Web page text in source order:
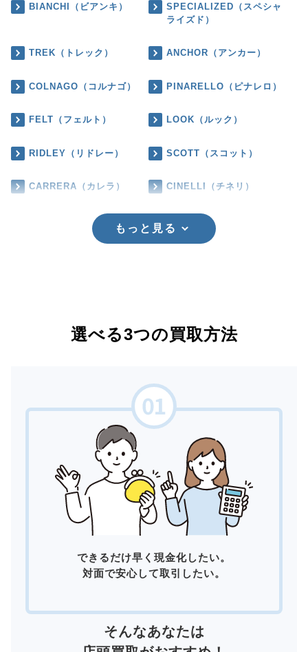
BIANCHI（ビアンキ）
SPECIALIZED（スペシャ
ライズド）
TREK（トレック） ANCHOR（アンカー）
COLNAGO（コルナゴ） PINARELLO（ピナレロ）
FELT（フェルト） LOOK（ルック）
RIDLEY（リドレー） SCOTT（スコット）
CARRERA（カレラ） CINELLI（チネリ）
もっと見る
選べる3つの買取方法
できるだけ早く現金化したい。
対面で安心して取引したい。
そんなあなたは